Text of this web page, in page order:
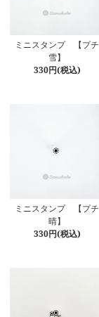
ミニスタンプ 【プチ
雪】
330円(税込)
ミニスタンプ 【プチ
晴】
330円(税込)